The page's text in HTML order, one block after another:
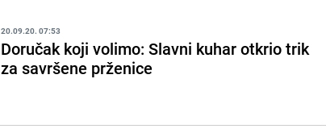
20.09.20. 07:53
Doručak koji volimo: Slavni kuhar otkrio trik
za savršene prženice